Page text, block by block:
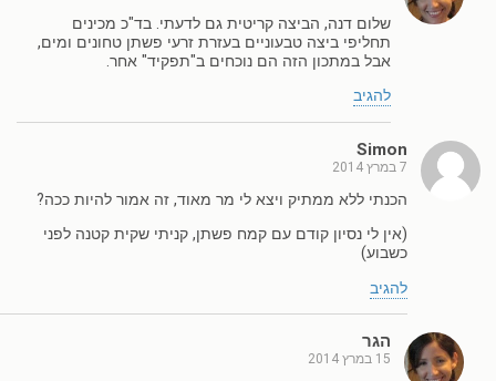
שלום דנה, הביצה קריטית גם לדעתי. בד"כ מכינים
תחליפי ביצה טבעוניים בעזרת זרעי פשתן טחונים ומים,
אבל במתכון הזה הם נוכחים ב"תפקיד" אחר.
להגיב
Simon
7 במרץ 2014
הכנתי ללא ממתיק ויצא לי מר מאוד, זה אמור להיות ככה?
(אין לי נסיון קודם עם קמח פשתן, קניתי שקית קטנה לפני
כשבוע)
להגיב
הגר
15 במרץ 2014